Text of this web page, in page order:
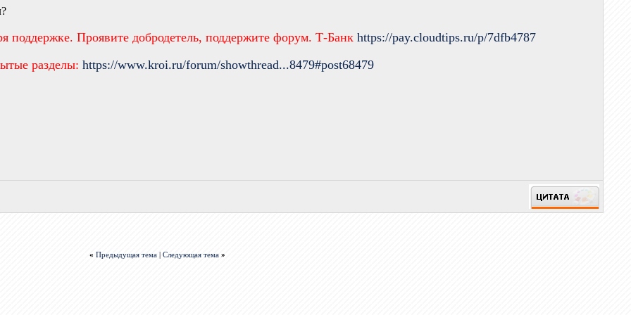
поддержке. Проявите добродетель, поддержите форум. Т-Банкhttps://pay.cloudtips.ru/p/7dfb4787
разделы:https://www.kroi.ru/forum/showthread...8479#post68479
« Предыдущая тема |Следующая тема »